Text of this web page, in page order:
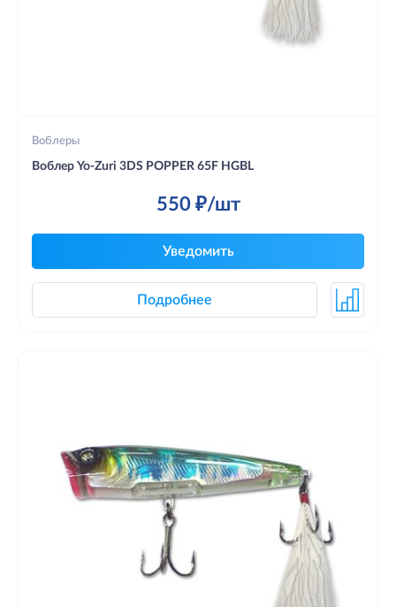
Воблеры
Воблер Yo-Zuri 3DS POPPER 65F HGBL
550 ₽/шт
Уведомить
Подробнее